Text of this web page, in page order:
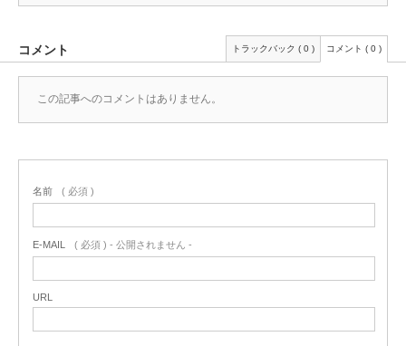
コメント トラックバック ( 0 ) コメント ( 0 )
この記事へのコメントはありません。
名前 ( 必須 )
E-MAIL ( 必須 ) - 公開されません -
URL